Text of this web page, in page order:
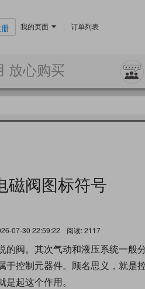
我的页面 |
订单列表
放心购买
磁阀图标符号
07-30 22:59:22 阅读:2117
阀。其次气动和液压系统一般
控制元器件。顾名思义，就是
起这个作用。